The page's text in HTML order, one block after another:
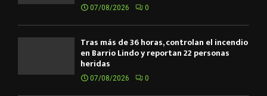
07/08/2026 0
Tras más de 36 horas, controlan el incendio
en Barrio Lindo y reportan 22 personas
heridas
07/08/2026 0